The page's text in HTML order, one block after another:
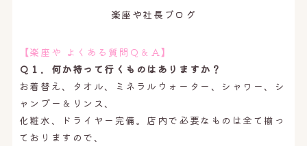
オンライン予約はこちら
楽座や社長ブログ
【楽座や よくある質問Ｑ＆Ａ】
Ｑ１．何か持って行くものはありますか？
お着替え、タオル、ミネラルウォーター、シャワー、シ
ャンプー＆リンス、
化粧水、ドライヤー完備。店内で必要なものは全て揃っ
ておりますので、